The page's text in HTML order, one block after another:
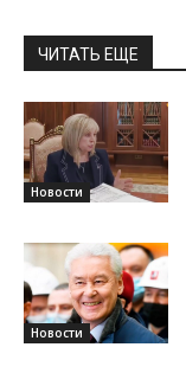
ЧИТАТЬ ЕЩЕ
Новости
Новости